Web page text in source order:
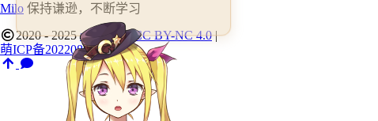
Milo 保持谦逊，不断学习
2020 - 2025 zsqw123| CC BY-NC 4.0|
萌ICP备20220888号